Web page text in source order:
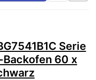
diesem Produkt liegen
Serie
Backofen 60 x